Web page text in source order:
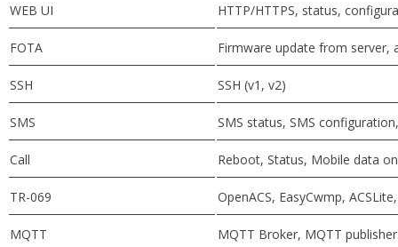
WEB UI HTTP/HTTPS, status,
FOTA Firmware update from
SSH SSH (v1, v2)
SMS SMS status, SMS
Call Reboot, Status, Mobile data
TR-069 OpenACS, EasyCwmp,
MQTT MQTT Broker, MQTT publisher